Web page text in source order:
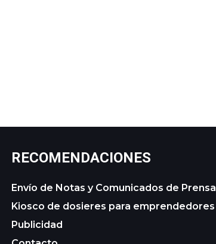
RECOMENDACIONES
Envío de Notas y Comunicados de Prensa
Kiosco de dosieres para emprendedores
Publicidad